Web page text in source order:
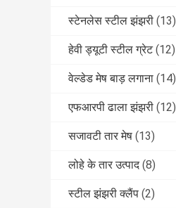
स्टेनलेस स्टील झंझरी (13)
हेवी ड्यूटी स्टील ग्रेट (12)
वेल्डेड मेष बाड़ लगाना (14)
एफआरपी ढाला झंझरी (12)
सजावटी तार मेष (13)
लोहे के तार उत्पाद (8)
स्टील झंझरी क्लैंप (2)